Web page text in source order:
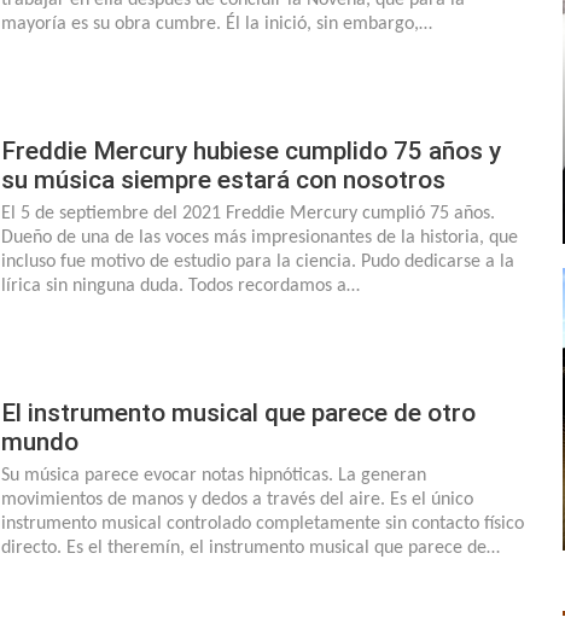
mayoría es su obra cumbre. Él la inició, sin embargo,…
Freddie Mercury hubiese cumplido 75 años y
su música siempre estará con nosotros
El 5 de septiembre del 2021 Freddie Mercury cumplió 75 años.
Dueño de una de las voces más impresionantes de la historia, que
incluso fue motivo de estudio para la ciencia. Pudo dedicarse a la
lírica sin ninguna duda. Todos recordamos a…
El instrumento musical que parece de otro
mundo
Su música parece evocar notas hipnóticas. La generan
movimientos de manos y dedos a través del aire. Es el único
instrumento musical controlado completamente sin contacto físico
directo. Es el theremín, el instrumento musical que parece de…